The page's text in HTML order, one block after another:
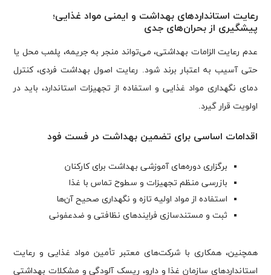
رعایت استانداردهای بهداشت و ایمنی مواد غذایی؛
پیشگیری از بحران‌های جدی
عدم رعایت الزامات بهداشتی، می‌تواند منجر به جریمه، پلمب محل یا
حتی آسیب به اعتبار برند شود. رعایت اصول بهداشت فردی، کنترل
دمای نگهداری مواد غذایی و استفاده از تجهیزات استاندارد، باید در
اولویت قرار گیرد.
اقدامات اساسی برای تضمین بهداشت در فست فود
برگزاری دوره‌های آموزشی بهداشت برای کارکنان
بازرسی منظم تجهیزات و سطوح تماس با غذا
استفاده از مواد اولیه تازه و نگهداری صحیح آن‌ها
ثبت و مستندسازی فرایندهای نظافتی و ضدعفونی
همچنین، همکاری با شرکت‌های معتبر تأمین مواد غذایی و رعایت
استانداردهای سازمان غذا و دارو، ریسک آلودگی و مشکلات بهداشتی